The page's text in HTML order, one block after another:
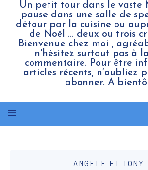
Un petit tour dans le vaste
pause dans une salle de
détour par la cuisine ou
de Noël ... deux ou trois
Bienvenue chez moi ,
n'hésitez surtout pas à
commentaire. Pour être
articles récents, n’oubliez
abonner. A
ANGELE ET TONY